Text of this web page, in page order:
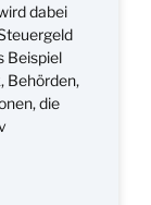
dabei
Beispiel
Behörden,
die